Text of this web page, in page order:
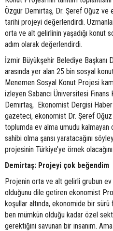
Özgür Demirtaş, Dr. Şeref Oğuz ve
tarihi projeyi değerlendirdi.
orta ve alt gelirlinin yaşadığı konut
adım olarak değerlendirdi.
İzmir Büyükşehir Belediye Başkanı
arasında yer alan 25 bin sosyal
Menemen Sosyal Konut Projesi
izleyen Sabancı Üniversitesi Finans
Demirtaş, Ekonomist Dergisi
gazeteci, ekonomist Dr. Şeref
toplumda ev alma umudu
sahibi olma şansı yaratacağını
projesinin Türkiye’ye örnek
Demirtaş: Projeyi çok beğendim
Projenin orta ve alt gelirli grubun ev
olduğunu dile getiren ekonomist
koşullar altında, ekonomide bir
ben mümkün olduğu kadar özel
gerektiğini savunan bir insanım.